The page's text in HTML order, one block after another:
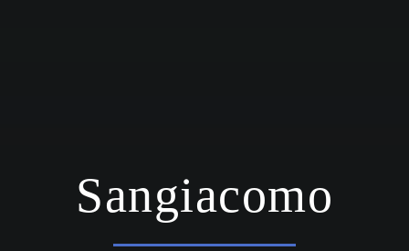
Sangiacomo